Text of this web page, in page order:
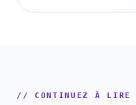
// CONTINUEZ À LIRE